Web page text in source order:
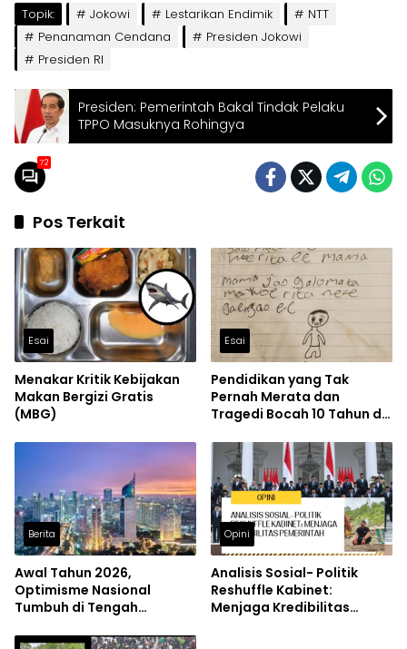
Topik: Jokowi Lestarikan Endimik
NTT
Penanaman Cendana
Presiden Jokowi
Presiden RI
Presiden: Pemerintah Bakal Tindak Pelaku
TPPO Masuknya Rohingya
72
Pos Terkait
Esai
Menakar Kritik Kebijakan
Makan Bergizi Gratis
(MBG)
Esai
Pendidikan yang Tak
Pernah Merata dan
Tragedi Bocah 10 Tahun di
Berita
Awal Tahun 2026,
Optimisme Nasional
Tumbuh di Tengah
Opini
Analisis Sosial- Politik
Reshuffle Kabinet:
Menjaga Kredibilitas